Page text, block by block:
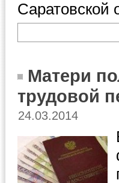
Саратовской
Матери
трудовой
24.03.2014